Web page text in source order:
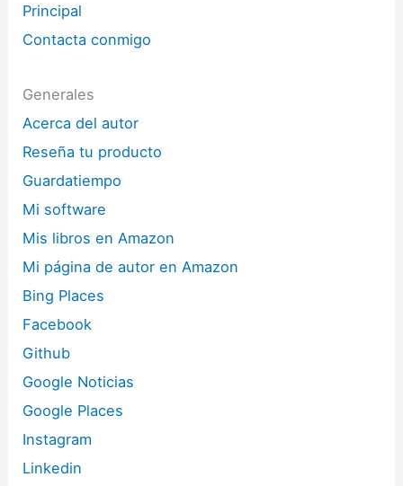
Principal
Contacta conmigo
Generales
Acerca del autor
Reseña tu producto
Guardatiempo
Mi software
Mis libros en Amazon
Mi página de autor en Amazon
Bing Places
Facebook
Github
Google Noticias
Google Places
Instagram
Linkedin